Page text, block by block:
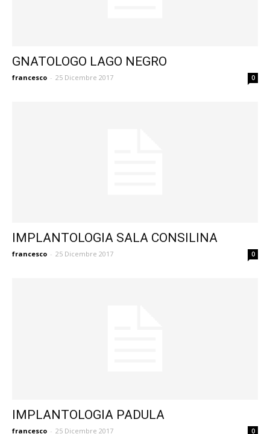
GNATOLOGO LAGO NEGRO
francesco - 25 Dicembre 2017 0
IMPLANTOLOGIA SALA CONSILINA
francesco - 25 Dicembre 2017 0
IMPLANTOLOGIA PADULA
francesco - 25 Dicembre 2017 0